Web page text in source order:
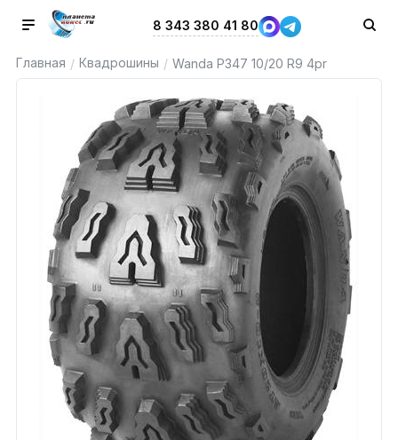
8 343 380 41 80
Главная / Квадрошины / Wanda P347 10/20 R9 4pr